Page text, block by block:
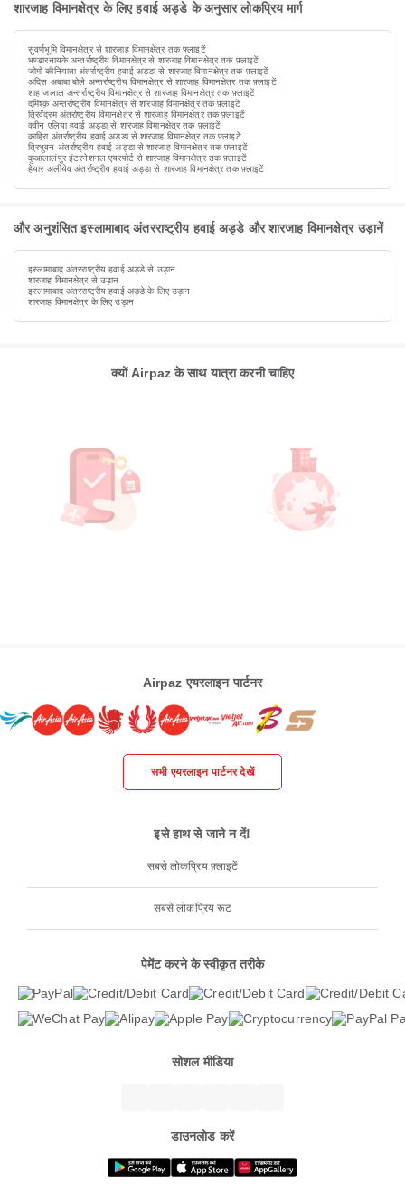
शारजाह विमानक्षेत्र के लिए हवाई अड्डे के अनुसार लोकप्रिय मार्ग
सुवर्णभूमि विमानक्षेत्र से शारजाह विमानक्षेत्र तक फ़्लाइटें
भण्डारनायके अन्तर्राष्ट्रीय विमानक्षेत्र से शारजाह विमानक्षेत्र तक फ़्लाइटें
जोमो कीनियाता अंतर्राष्ट्रीय हवाई अड्डा से शारजाह विमानक्षेत्र तक फ़्लाइटें
अदिस अबाबा बोले अन्तर्राष्ट्रीय विमानक्षेत्र से शारजाह विमानक्षेत्र तक फ़्लाइटें
शाह जलाल अन्तर्राष्ट्रीय विमानक्षेत्र से शारजाह विमानक्षेत्र तक फ़्लाइटें
दमिश्क़ अन्तर्राष्ट्रीय विमानक्षेत्र से शारजाह विमानक्षेत्र तक फ़्लाइटें
त्रिवेंद्रम अंतर्राष्ट्रीय विमानक्षेत्र से शारजाह विमानक्षेत्र तक फ़्लाइटें
क्वीन एलिया हवाई अड्डा से शारजाह विमानक्षेत्र तक फ़्लाइटें
काहिरा अंतर्राष्ट्रीय हवाई अड्डा से शारजाह विमानक्षेत्र तक फ़्लाइटें
त्रिभुवन अंतर्राष्ट्रीय हवाई अड्डा से शारजाह विमानक्षेत्र तक फ़्लाइटें
कुआलालंपुर इंटरनेशनल एयरपोर्ट से शारजाह विमानक्षेत्र तक फ़्लाइटें
हेयार अलीयेव अंतर्राष्ट्रीय हवाई अड्डा से शारजाह विमानक्षेत्र तक फ़्लाइटें
और अनुशंसित इस्लामाबाद अंतरराष्ट्रीय हवाई अड्डे और शारजाह विमानक्षेत्र उड़ानें
इस्लामाबाद अंतरराष्ट्रीय हवाई अड्डे से उड़ान
शारजाह विमानक्षेत्र से उड़ान
इस्लामाबाद अंतरराष्ट्रीय हवाई अड्डे के लिए उड़ान
शारजाह विमानक्षेत्र के लिए उड़ान
क्यों Airpaz के साथ यात्रा करनी चाहिए
Airpaz एयरलाइन पार्टनर
सभी एयरलाइन पार्टनर देखें
इसे हाथ से जाने न दें!
सबसे लोकप्रिय फ़्लाइटें
सबसे लोकप्रिय रूट
पेमेंट करने के स्वीकृत तरीके
सोशल मीडिया
डाउनलोड करें